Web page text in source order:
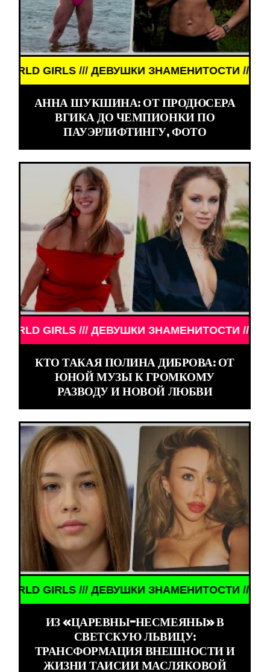
ЗНАМЕНИТОСТИ /// WORLD GIRLS ///
АННА ШУКШИНА: ОТ ПРОДЮСЕРА
ВГИКА ДО ЧЕМПИОНКИ ПО
ПАУЭРЛИФТИНГУ, ФОТО
ЗНАМЕНИТОСТИ /// WORLD GIRLS ///
КТО ТАКАЯ ПОЛИНА ДИБРОВА: ОТ
ЮНОЙ МУЗЫ К ГРОМКОМУ
РАЗВОДУ И НОВОЙ ЛЮБВИ
ЗНАМЕНИТОСТИ /// WORLD GIRLS ///
ИЗ «ЦАРЕВНЫ-НЕСМЕЯНЫ» В
СВЕТСКУЮ ЛЬВИЦУ:
ТРАНСФОРМАЦИЯ ВНЕШНОСТИ И
ЖИЗНИ ТАИСИИ МАСЛЯКОВОЙ